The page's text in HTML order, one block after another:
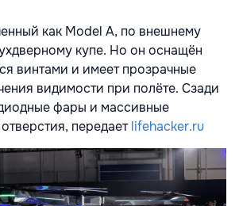
как Model A, по внешнему
купе. Но он оснащён
винтами и имеет прозрачные
видимости при полёте. Сзади
фары и массивные
передаетlifehacker.ru